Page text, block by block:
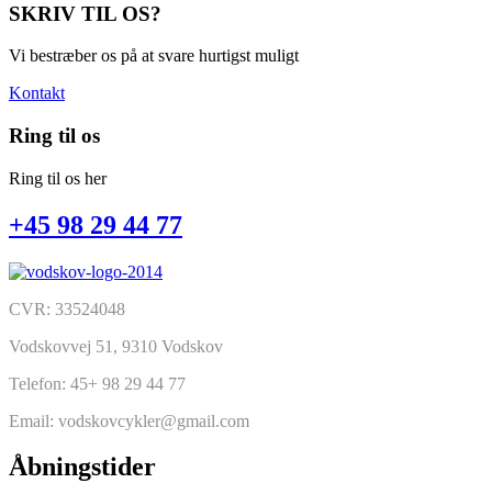
SKRIV TIL OS?
Vi bestræber os på at svare hurtigst muligt
Kontakt
Ring til os
Ring til os her
+45 98 29 44 77
CVR: 33524048
Vodskovvej 51, 9310 Vodskov
Telefon: 45+ 98 29 44 77
Email: vodskovcykler@gmail.com
Åbningstider